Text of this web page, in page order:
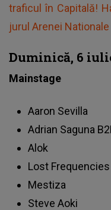
traficul în Capitală!
jurul Arenei Nationale
Duminică, 6
Mainstage
Aaron Sevilla
Adrian Saguna
Alok
Lost Frequencies
Mestiza
Steve Aoki